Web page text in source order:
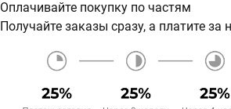
Оплачивайте покупку по частям
Получайте заказы сразу, а платите за